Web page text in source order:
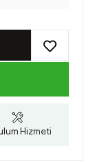
Hizmeti